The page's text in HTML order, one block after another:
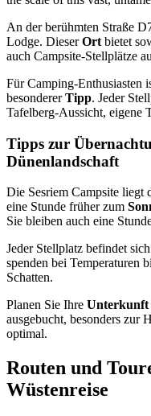
An der berühmten Straße
Lodge. DieserOrt bietet
auch Campsite-Stellplätze
Für Camping-Enthusiasten
besondererTipp. Jeder
Tafelberg-Aussicht, eigene
Tipps zur
Dünenlandschaft
Die Sesriem Campsite liegt
eine Stunde früher zum
Sie bleiben auch eine
Jeder Stellplatz befindet
spenden bei Temperaturen
Schatten.
Planen Sie Ihre Unterkunft
ausgebucht, besonders zur
optimal.
Routen und
Wüstenreise